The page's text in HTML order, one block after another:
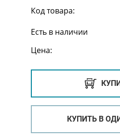
Код товара:
Есть в наличии
Цена:
КУПИТЬ В